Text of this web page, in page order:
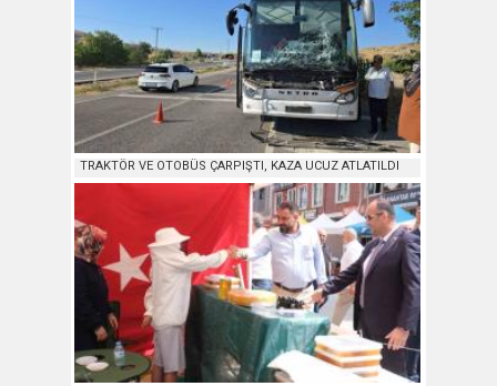
TRAKTÖR VE OTOBÜS ÇARPIŞTI, KAZA UCUZ ATLATILDI